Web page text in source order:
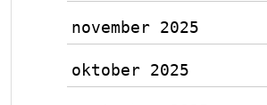
november 2025
oktober 2025